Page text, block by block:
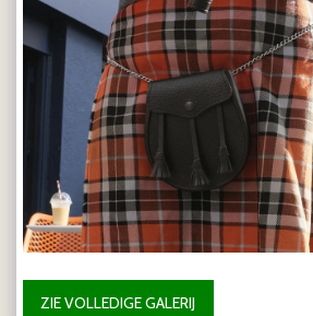
ZIE VOLLEDIGE GALERIJ